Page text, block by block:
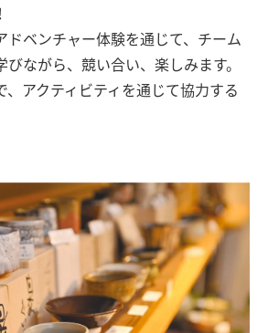
ドベンチャー体験を通じて、チーム
ながら、競い合い、楽しみます。
アクティビティを通じて協力する